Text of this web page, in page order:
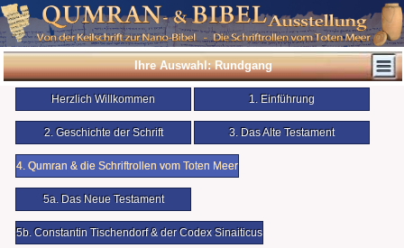
Ihre Auswahl: Rundgang
Herzlich Willkommen 1. Einführung
2. Geschichte der Schrift 3. Das Alte Testament
4. Qumran & die Schriftrollen vom Toten Meer
5a. Das Neue Testament
5b. Constantin Tischendorf & der Codex Sinaiticus